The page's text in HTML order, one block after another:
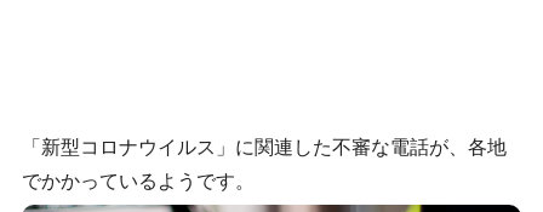
「新型コロナウイルス」に関連した不審な電話が、各地
でかかっているようです。